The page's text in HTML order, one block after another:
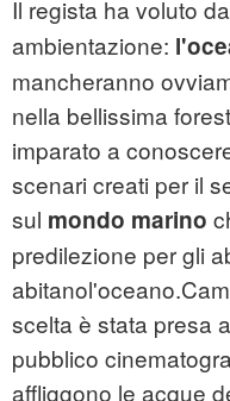
Il regista ha voluto
ambientazione:
mancheranno
nella bellissima
imparato a
scenari creati per il
sul mondo marino
predilezione per gli
scelta è stata presa
pubblico
affliggono le acque